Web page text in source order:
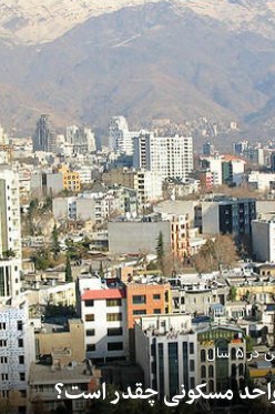
سال
مسکونی چقدر است؟